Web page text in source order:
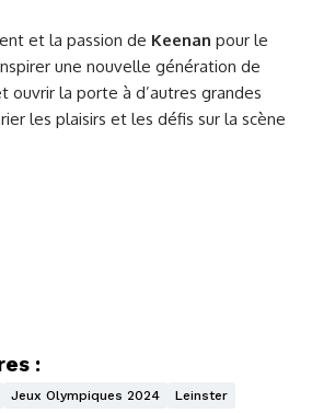
et la passion de Keenan pour le
une nouvelle génération de
ouvrir la porte à d’autres grandes
les plaisirs et les défis sur la scène
:
Jeux Olympiques 2024
Leinster